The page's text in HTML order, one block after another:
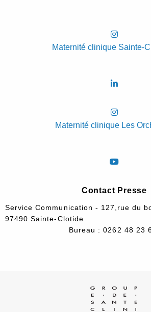
Maternité clinique Sainte-
Maternité clinique Les
Contact Presse
Service Communication - 127,rue du
97490 Sainte-Clotide
Bureau : 0262 48 23